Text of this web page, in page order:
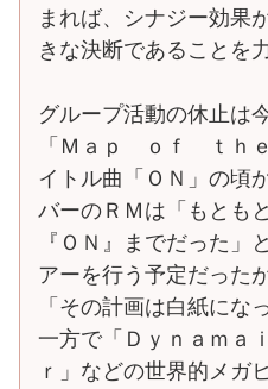
まれば、シナジー効果
きな決断であることを
グループ活動の休止は
「Ｍａｐ ｏｆ ｔｈ
イトル曲「ＯＮ」の頃
バーのＲＭは「もとも
『ＯＮ』までだった」
アーを行う予定だった
「その計画は白紙にな
一方で「Ｄｙｎａｍａ
ｒ」などの世界的メガ